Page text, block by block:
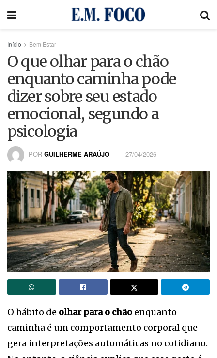
Início Bem Estar
O que olhar para o chão
enquanto caminha pode
dizer sobre seu estado
emocional, segundo a
psicologia
POR GUILHERME ARAÚJO 27/04/2026
O hábito de olhar para o chão enquanto
caminha é um comportamento corporal que
gera interpretações automáticas no cotidiano.